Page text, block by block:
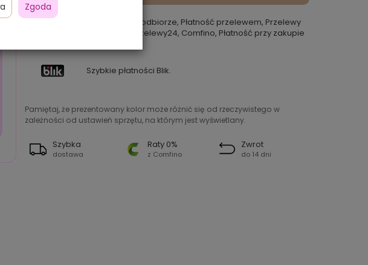
Płatność przy odbiorze, Płatność przelewem, Przelewy
24 Rokoko, Przelewy24, Comfino, Płatność przy zakupie
Szybkie płatności Blik.
Pamiętaj, że prezentowany kolor może różnić się od rzeczywistego w
zależności od ustawień sprzętu, na którym jest wyświetlany.
Szybka
dostawa
Raty 0%
z Comfino
Zwrot
do 14 dni
Zgoda